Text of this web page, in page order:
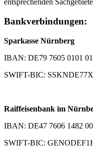
entsprechenden
Bankverbindungen:
Sparkasse Nürnberg
IBAN: DE79 7605 0101
SWIFT-BIC:
Raiffeisenbank im
IBAN: DE47 7606 1482
SWIFT-BIC: